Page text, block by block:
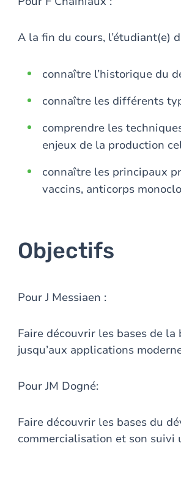
A la fin du cours, l’étudiant(e)
connaître l’historique du
connaître les différents
comprendre les
enjeux de la production
connaître les principaux
vaccins, anticorps
Objectifs
Pour J Messiaen :
Faire découvrir les bases de
jusqu’aux applications
Pour JM Dogné:
Faire découvrir les bases du
commercialisation et son suivi